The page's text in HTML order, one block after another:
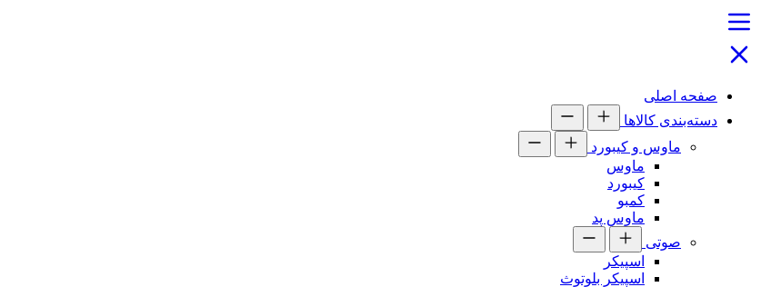
صفحه اصلی
دسته‌بندی کالاها
ماوس و کیبورد
ماوس
کیبورد
کمبو
ماوس پد
صوتی
اسپیکر
اسپیکر بلوتوث